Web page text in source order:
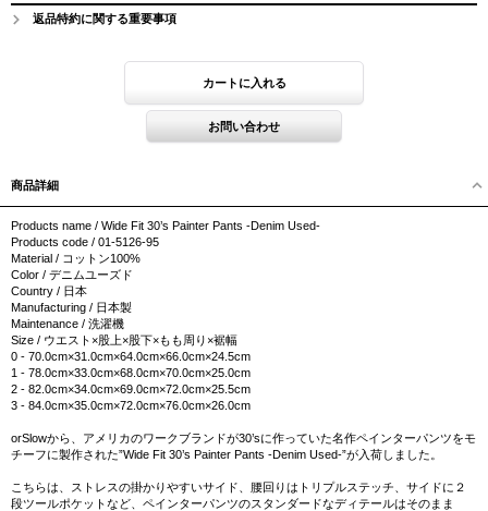
返品特約に関する重要事項
商品詳細
Products name / Wide Fit 30’s Painter Pants -Denim Used-
Products code / 01-5126-95
Material / コットン100%
Color / デニムユーズド
Country / 日本
Manufacturing / 日本製
Maintenance / 洗濯機
Size / ウエスト×股上×股下×もも周り×裾幅
0 - 70.0cm×31.0cm×64.0cm×66.0cm×24.5cm
1 - 78.0cm×33.0cm×68.0cm×70.0cm×25.0cm
2 - 82.0cm×34.0cm×69.0cm×72.0cm×25.5cm
3 - 84.0cm×35.0cm×72.0cm×76.0cm×26.0cm
orSlowから、アメリカのワークブランドが30’sに作っていた名作ペインターパンツをモ
チーフに製作された”Wide Fit 30’s Painter Pants -Denim Used-”が入荷しました。
こちらは、ストレスの掛かりやすいサイド、腰回りはトリプルステッチ、サイドに２
段ツールポケットなど、ペインターパンツのスタンダードなディテールはそのまま